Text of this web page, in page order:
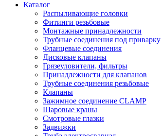
Каталог
Распыливающие головки
Фитинги резьбовые
Монтажные принадлежности
Трубные соединения под приварку
Фланцевые соединения
Дисковые клапаны
Грязеуловители, фильтры
Принадлежности для клапанов
Трубные соединения резьбовые
Клапаны
Зажимное соединение CLAMP
Шаровые краны
Смотровые глазки
Задвижки